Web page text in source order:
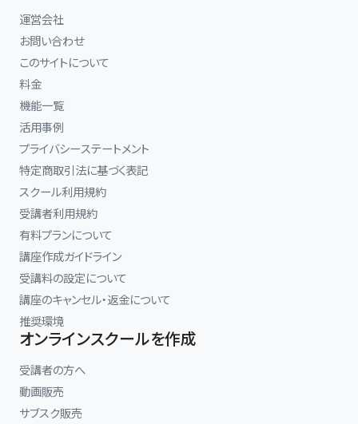
運営会社
お問い合わせ
このサイトについて
料金
機能一覧
活用事例
プライバシーステートメント
特定商取引法に基づく表記
スクール利用規約
受講者利用規約
有料プランについて
講座作成ガイドライン
受講料の設定について
講座のキャンセル・返金について
推奨環境
オンラインスクールを作成
受講者の方へ
動画販売
サブスク販売